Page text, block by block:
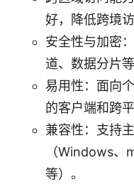
好，降低跨境
安全性与加密
道、数据分片
易用性：面向
的客户端和跨平
兼容性：支持
（Windows、
等）。